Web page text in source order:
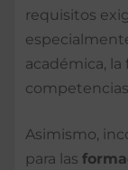
requisitos
académica,
Asimismo,
para las